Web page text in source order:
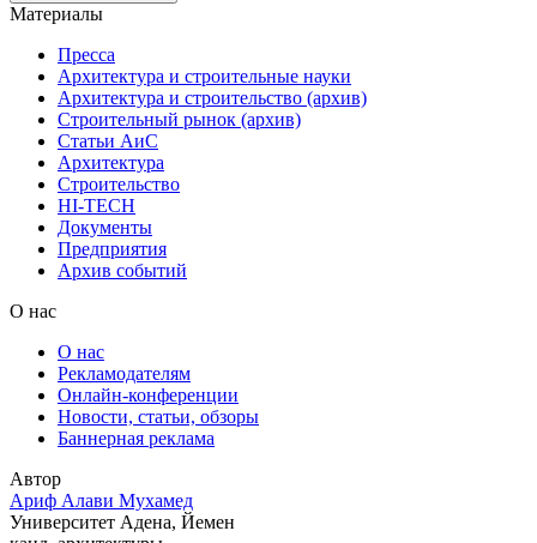
Материалы
Пресса
Архитектура и строительные науки
Архитектура и строительство (архив)
Строительный рынок (архив)
Статьи АиС
Архитектура
Строительство
HI-TECH
Документы
Предприятия
Архив событий
О нас
О нас
Рекламодателям
Онлайн-конференции
Новости, статьи, обзоры
Баннерная реклама
Автор
Ариф Алави Мухамед
Университет Адена, Йемен